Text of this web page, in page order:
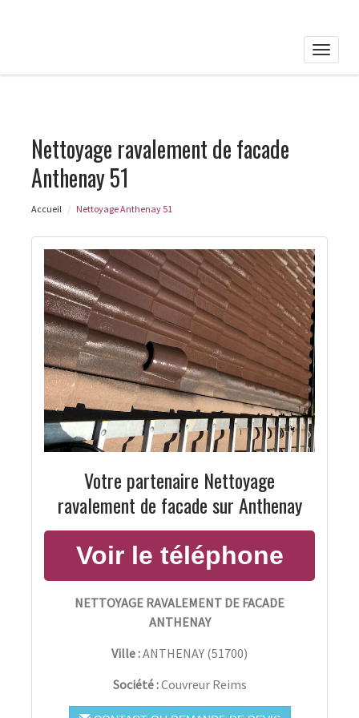
Toggle
Nettoyage ravalement de facade
Anthenay 51
Accueil Nettoyage Anthenay 51
Votre partenaire Nettoyage
ravalement de facade sur Anthenay
NETTOYAGE RAVALEMENT DE FACADE
ANTHENAY
Ville :ANTHENAY (51700)
Société :Couvreur Reims